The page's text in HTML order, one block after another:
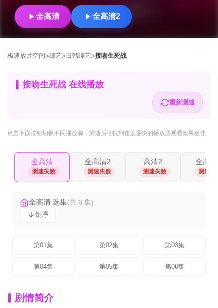
全高清 全高清2
极速放片空间>综艺> 日韩综艺>接吻生死战
接吻生死战 在线播放
重新测速
点击下面按钮切换不同播放源 ，测速后可找到速度最快的播放源观看效果更佳
全高清
测速失败
全高清2
测速失败
高清2
测速失败
全高
测速失
全高清 选集(共 6 集)
倒序
第01集 第02集 第03集
第04集 第05集 第06集
剧情简介